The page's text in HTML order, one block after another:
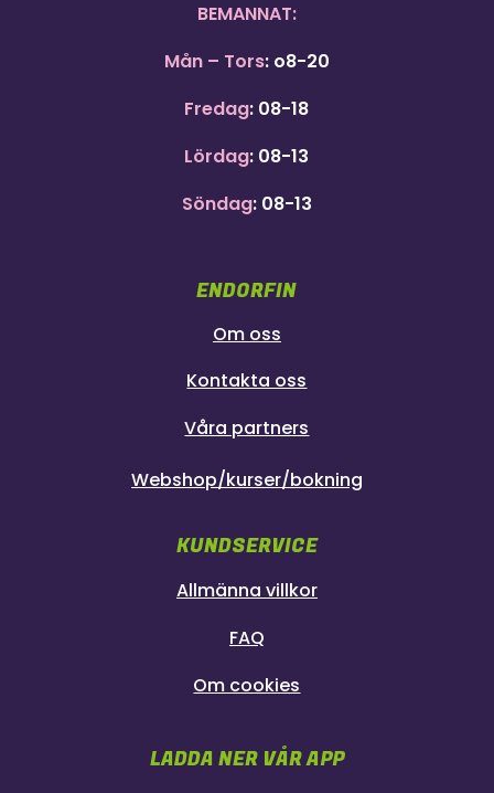
BEMANNAT:
Mån – Tors: o8-20
Fredag: 08-18
Lördag: 08-13
Söndag: 08-13
ENDORFIN
Om oss
Kontakta oss
Våra partners
Webshop/kurser/bokning
KUNDSERVICE
Allmänna villkor
FAQ
Om cookies
LADDA NER VÅR APP